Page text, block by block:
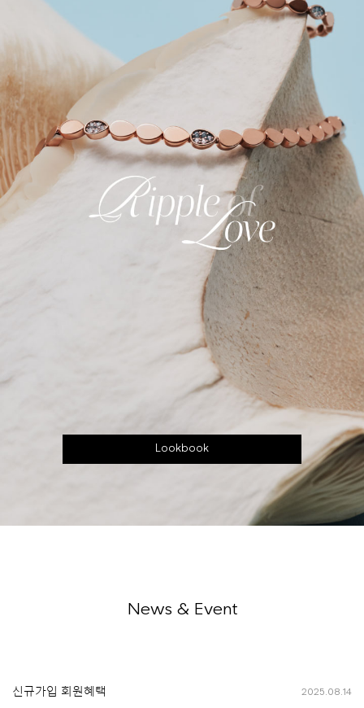
Lookbook
News & Event
신규가입 회원혜택 2025.08.14